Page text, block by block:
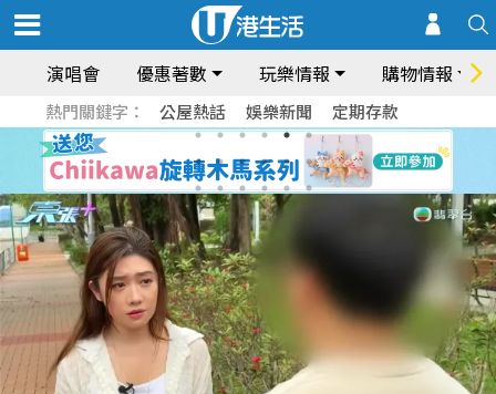
演唱會 優惠著數 玩樂情報 購物情報
熱門關鍵字： 公屋熱話 娛樂新聞 定期存款